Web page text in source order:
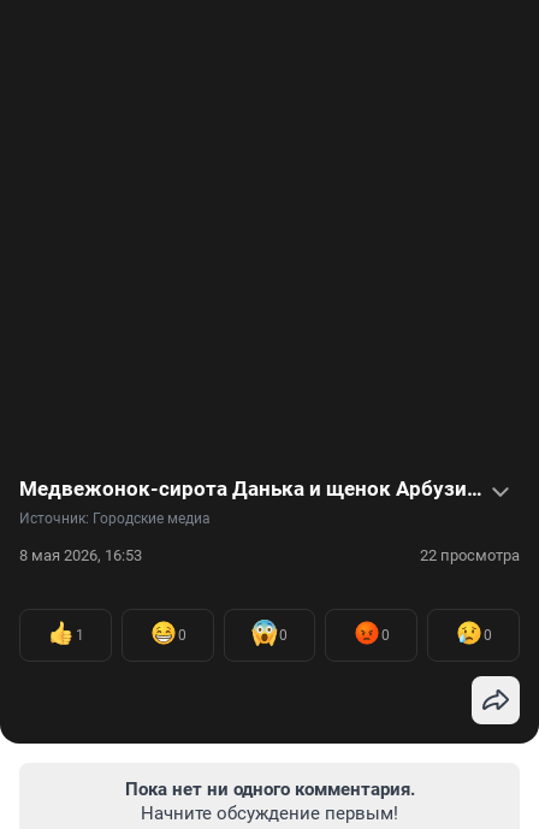
Медвежонок-сирота Данька и щенок Арбузик стали лучшими друзьями. Видео
Источник: Городские медиа
8 мая 2026, 16:53 22 просмотра
1 0 0 0 0
Пока нет ни одного комментария.
Начните обсуждение первым!